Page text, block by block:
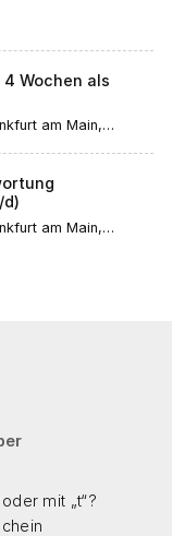
Wochen als
am Main,
Bochum,
Karlsruhe, Münster,
Chemnitz, Halle
Krefeld, Mainz,
Potsdam,
d)
am Main,
mit „t“?